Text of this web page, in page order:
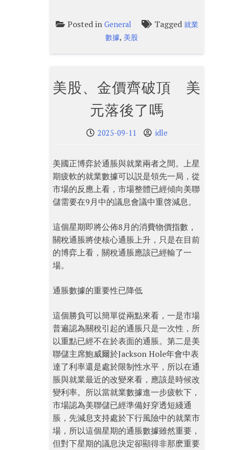
Posted in General Tagged 就業
數據, 美股
美股、金價齊破頂 美
元落後了嗎
2025-09-11 idle
美國正博弈於通脹與就業兩者之間。上星
期疲軟的就業數據可以説是領先一局，從
市場的反應上看，市場整體已經傾向美聯
儲需要在9月中的議息會議中重啓減息。
這個星期即將公佈8月的消費物價指數，
關稅通脹將使核心通脹上升，只是在目前
的博弈上看，關稅通脹應該已經輸了一
場。
通脹數據的重要性已降低
這個勝負可以簡單從兩點來看，一是市場
普遍認為關稅引起的通脹只是一次性，所
以重點已經不在於表面的通脹。第二是美
聯儲主席鮑威爾於Jackson Hole年會中表
達了利率還是處於限制性水平，所以在通
脹與就業最近的改變來看，應該是時候改
變利率。所以當就業數據進一步疲軟下，
市場認為美聯儲已經準備好穿透短綫通
脹，先減息支持處於下行風險中的就業市
場，所以這個星期的通脹數據雖然重要，
但對下星期的議息決定卻顯得非那麽重要